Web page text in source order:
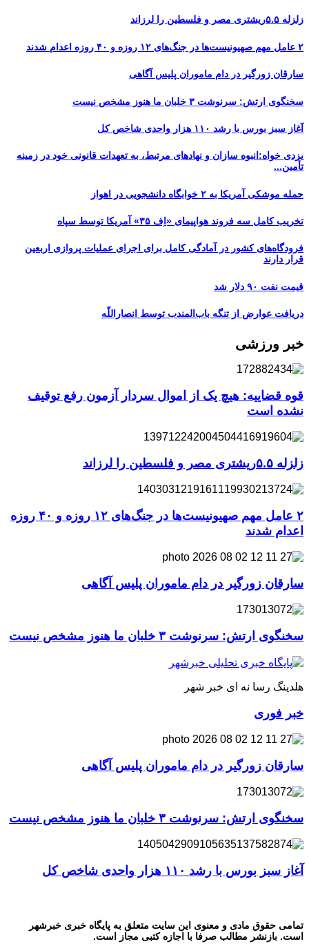
زلزله ۵.۵ریشتری مصر و فلسطین را لرزاند
۲ عامل مهم صهیونیست‌ها در جنگ‌های ۱۲ روزه و ۴۰ روزه اعدام شدند
سارقان زورگیر در دام ماموران پلیس آگاهی
سخنگوی ارتش: سرنوشت ۳ خلبان ما هنوز مشخص نیست
آغاز سبز بورس با رشد ۱۱۰ هزار واحدی شاخص کل
یزدی خواه:انبوه سازان و نهادهای مرتبط، به تعهدات قانونی خود در زمینه
تأمین...
حمله موشکی آمریکا به ۲ خوابگاه دانشجویی در اهواز
تخریب کامل سه فروند هواپیمای «اِف ۳۵» آمریکا توسط سپاه
فرودگاه‌های کشور در آمادگی کامل برای اجرای عملیات پروازی اربعین
قرار دارند
قیمت نفت ۹۰ دلار شد
دریافت عوارض از تنگه باب‌المندب توسط انصاراللّه
خبر ورزشی
قوه قضاییه: هیچ یک از اموال سردار آزمون رفع توقیف
نشده است
زلزله ۵.۵ریشتری مصر و فلسطین را لرزاند
۲ عامل مهم صهیونیست‌ها در جنگ‌های ۱۲ روزه و ۴۰ روزه
اعدام شدند
سارقان زورگیر در دام ماموران پلیس آگاهی
سخنگوی ارتش: سرنوشت ۳ خلبان ما هنوز مشخص نیست
هلدینگ رسا نه ای خبر شهر
خبر فوری
سارقان زورگیر در دام ماموران پلیس آگاهی
سخنگوی ارتش: سرنوشت ۳ خلبان ما هنوز مشخص نیست
آغاز سبز بورس با رشد ۱۱۰ هزار واحدی شاخص کل
تمامی حقوق مادی و معنوی این سایت متعلق به پایگاه خبری خبرشهر
است. بازنشر مطالب صرفا با اجازه کتبی مجاز است.